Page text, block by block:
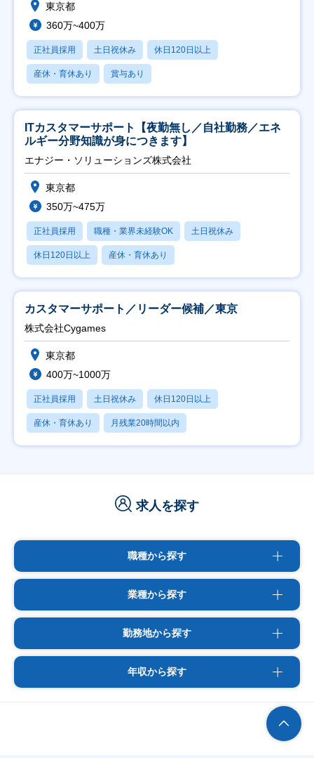
東京都
360万~400万
正社員採用 土日祝休み 休日120日以上
産休・育休あり 賞与あり
ITカスタマーサポート【夜勤無し／自社勤務／エネ
ルギー分野知識が身につきます】
エナジー・ソリューションズ株式会社
東京都
350万~475万
正社員採用 職種・業界未経験OK 土日祝休み
休日120日以上 産休・育休あり
カスタマーサポート／リーダー候補／東京
株式会社Cygames
東京都
400万~1000万
正社員採用 土日祝休み 休日120日以上
産休・育休あり 月残業20時間以内
求人を探す
職種から探す
業種から探す
勤務地から探す
年収から探す